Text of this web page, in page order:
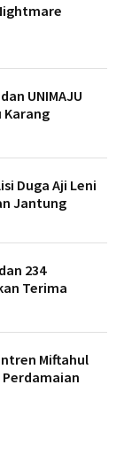
UNIMAJU
Karang
Duga Aji Leni
Jantung
234
Terima
Miftahul